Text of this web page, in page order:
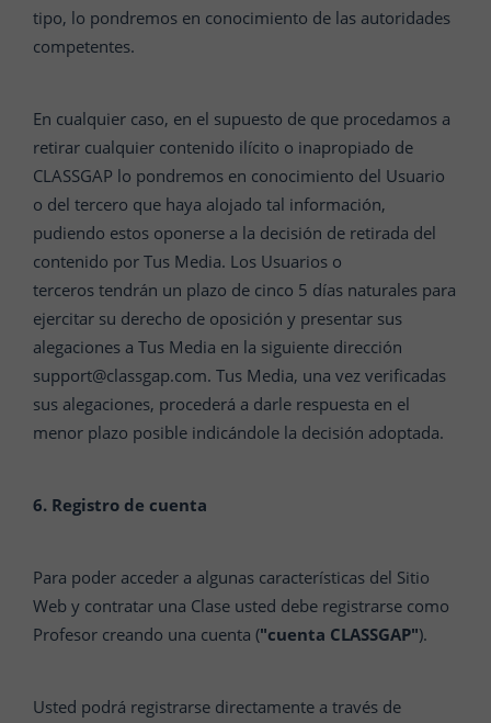
tipo, lo pondremos en conocimiento de las autoridades
competentes.
En cualquier caso, en el supuesto de que procedamos a
retirar cualquier contenido ilícito o inapropiado de
CLASSGAP lo pondremos en conocimiento del Usuario
o del tercero que haya alojado tal información,
pudiendo estos oponerse a la decisión de retirada del
contenido por Tus Media. Los Usuarios o
terceros tendrán un plazo de cinco 5 días naturales para
ejercitar su derecho de oposición y presentar sus
alegaciones a Tus Media en la siguiente dirección
support@classgap.com. Tus Media, una vez verificadas
sus alegaciones, procederá a darle respuesta en el
menor plazo posible indicándole la decisión adoptada.
6. Registro de cuenta
Para poder acceder a algunas características del Sitio
Web y contratar una Clase usted debe registrarse como
Profesor creando una cuenta ("cuenta CLASSGAP").
Usted podrá registrarse directamente a través de